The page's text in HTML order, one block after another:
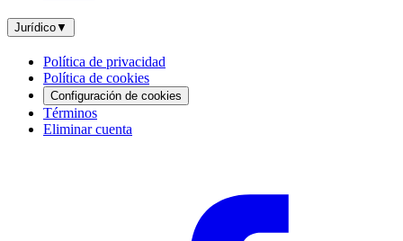
Jurídico▼
Política de privacidad
Política de cookies
Configuración de cookies
Términos
Eliminar cuenta